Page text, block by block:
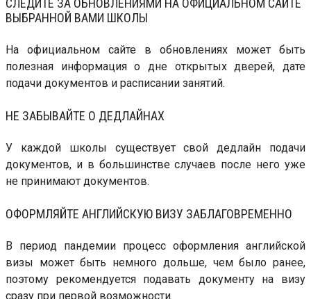
СЛЕДИТЕ ЗА ОБНОВЛЕНИЯМИ НА ОФИЦИАЛЬНОМ САЙТЕ
ВЫБРАННОЙ ВАМИ ШКОЛЫ
На официальном сайте в обновлениях может быть
полезная информация о дне открытых дверей, дате
подачи документов и расписании занятий.
НЕ ЗАБЫВАЙТЕ О ДЕДЛАЙНАХ
У каждой школы существует свой дедлайн подачи
документов, и в большинстве случаев после него уже
не принимают документов.
ОФОРМЛЯЙТЕ АНГЛИЙСКУЮ ВИЗУ ЗАБЛАГОВРЕМЕННО
В период пандемии процесс оформления английской
визы может быть немного дольше, чем было ранее,
поэтому рекомендуется подавать документу на визу
сразу при первой возможности.